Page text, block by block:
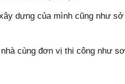
dựng của mình cũng như
cùng đơn vị thi công như